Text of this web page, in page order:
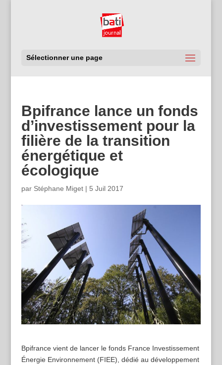
Sélectionner une page
Bpifrance lance un fonds
d’investissement pour la
filière de la transition
énergétique et
écologique
par Stéphane Miget| 5 Juil 2017
Bpifrance vient de lancer le fonds France Investissement
Énergie Environnement (FIEE), dédié au développement